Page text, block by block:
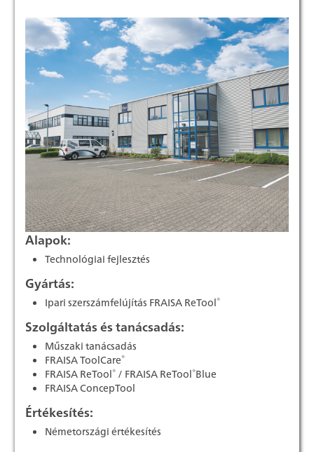
Alapok:
Technológiai fejlesztés
Gyártás:
Ipari szerszámfelújítás FRAISA ReTool®
Szolgáltatás és tanácsadás:
Műszaki tanácsadás
FRAISA ToolCare®
FRAISA ReTool® / FRAISA ReTool®Blue
FRAISA ConcepTool
Értékesítés:
Németországi értékesítés